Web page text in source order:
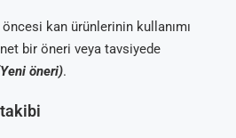
kan ürünlerinin kullanımı
bir öneri veya tavsiyede
öneri).
takibi